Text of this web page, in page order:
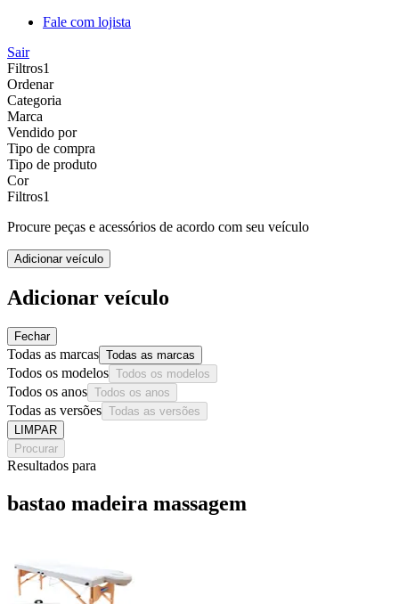
Fale com lojista
Sair
Filtros1
Ordenar
Categoria
Marca
Vendido por
Tipo de compra
Tipo de produto
Cor
Filtros1
Procure peças e acessórios de acordo com seu veículo
Adicionar veículo
Adicionar veículo
Fechar
Todas as marcas Todas as marcas
Todos os modelos Todos os modelos
Todos os anos Todos os anos
Todas as versões Todas as versões
LIMPAR
Procurar
Resultados para
bastao madeira massagem